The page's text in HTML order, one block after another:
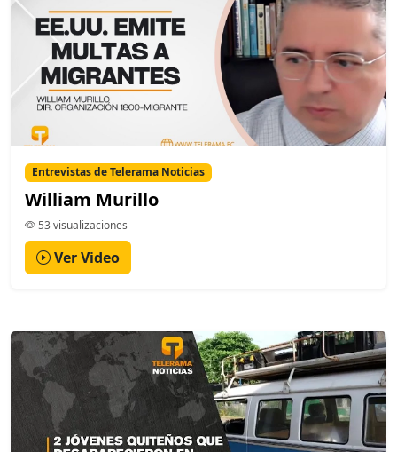
Entrevistas de Telerama Noticias
William Murillo
53 visualizaciones
Ver Video